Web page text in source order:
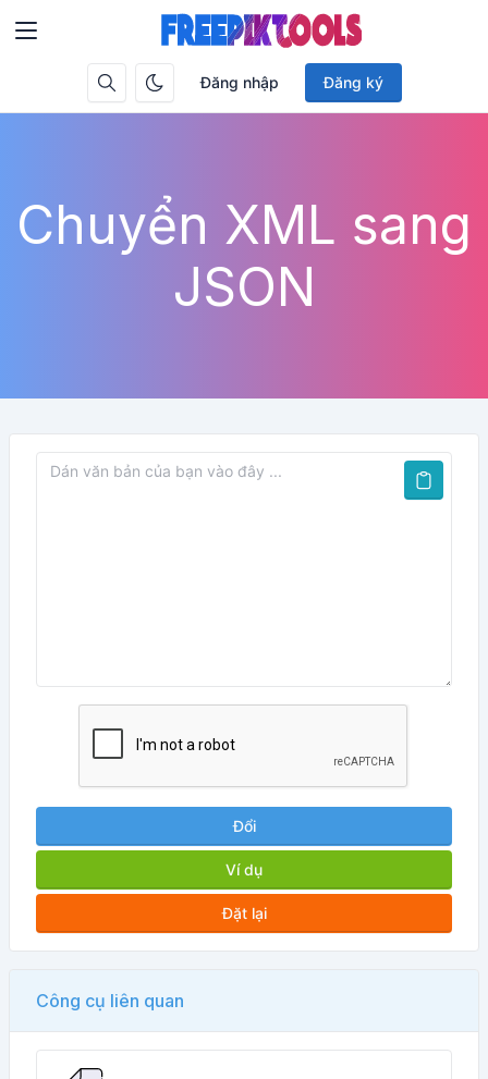
Đăng nhập Đăng ký
Chuyển XML sang
JSON
Đổi
Ví dụ
Đặt lại
Công cụ liên quan